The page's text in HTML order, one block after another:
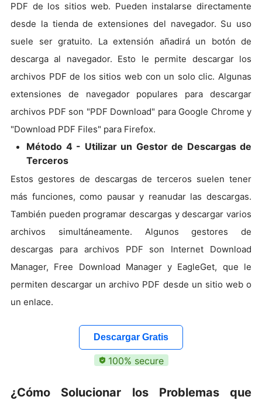
PDF de los sitios web. Pueden instalarse directamente
desde la tienda de extensiones del navegador. Su uso
suele ser gratuito. La extensión añadirá un botón de
descarga al navegador. Esto le permite descargar los
archivos PDF de los sitios web con un solo clic. Algunas
extensiones de navegador populares para descargar
archivos PDF son "PDF Download" para Google Chrome y
"Download PDF Files" para Firefox.
Método 4 - Utilizar un Gestor de Descargas de
Terceros
Estos gestores de descargas de terceros suelen tener
más funciones, como pausar y reanudar las descargas.
También pueden programar descargas y descargar varios
archivos simultáneamente. Algunos gestores de
descargas para archivos PDF son Internet Download
Manager, Free Download Manager y EagleGet, que le
permiten descargar un archivo PDF desde un sitio web o
un enlace.
Descargar Gratis
100% secure
¿Cómo Solucionar los Problemas que